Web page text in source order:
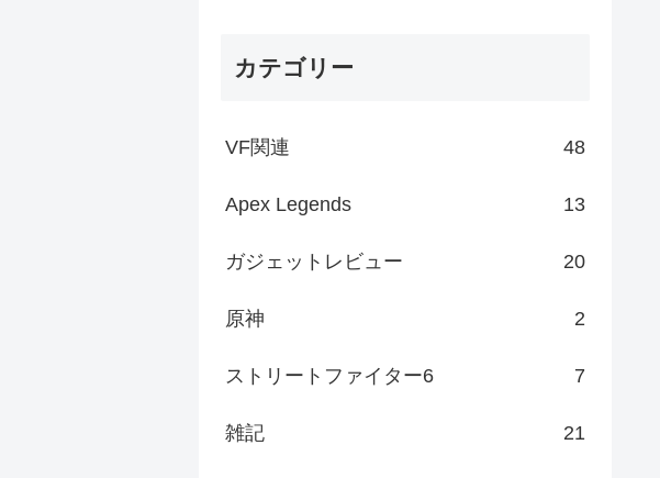
カテゴリー
VF関連 48
Apex Legends 13
ガジェットレビュー 20
原神 2
ストリートファイター6 7
雑記 21